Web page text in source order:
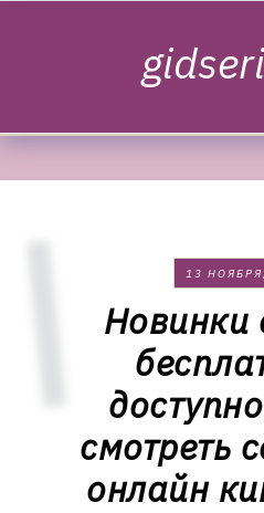
13
Новинки
смотреть
онлайн